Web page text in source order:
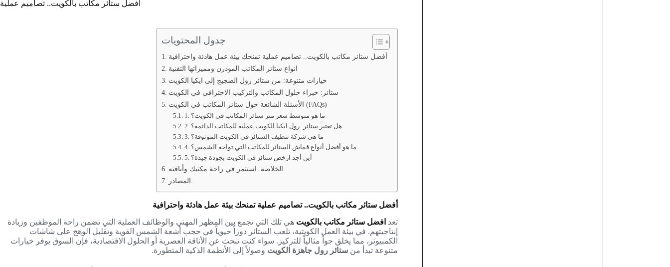
أفضل ستائر مكاتب بالكويت.. تصاميم عملية
جدول المحتويات
أفضل ستائر مكاتب بالكويت.. تصاميم عملية تمنحك بيئة عمل هادئة واحترافية
انواع ستائر المكاتب المودرن ومميزاتها التقنية
خيارات متنوعة: من ستائر رول الضجيج إلى ايكيا الكويت
ستائر: خبراء حلول المكاتب والتركيب الاحترافي في الكويت
الأسئلة الشائعة حول ستائر المكاتب في الكويت (FAQs)
1. ما هو متوسط سعر متر ستائر المكاتب في الكويت؟
2. هل تعتبر ستائر_رول ايكيا الكويت عملية للمكاتب الدائمة؟
3. ما هي شركة تنظيف الستائر في الكويت الموثوقة؟
4. ما هو أفضل أنواع قماش الستائر للمكاتب التي تواجه الشمس؟
5. أين أجد ارخص ستائر في الكويت بجودة جيدة؟
الخلاصة: استثمر في راحة مكتبك وأناقته
المصادر:
أفضل ستائر مكاتب بالكويت.. تصاميم عملية تمنحك بيئة عمل هادئة واحترافية
تعد افضل ستائر مكاتب بالكويت هي تلك التي تجمع بين المظهر المهني والوظائف العملية التي تضمن راحة الموظفين وزيادة
إنتاجيتهم. في بيئة العمل الكويتية، تلعب الستائر دوراً حيوياً في حجب أشعة الشمس القوية وتقليل الوهج على شاشات
الكمبيوتر، مما يخلق جواً مثالياً للتركيز. سواء كنت تبحث عن الأناقة العصرية أو الحلول الاقتصادية، فإن السوق يوفر خيارات
متنوعة تبدأ من ستائر رول جاهزة الكويت وصولاً إلى الأنظمة الذكية المتطورة.